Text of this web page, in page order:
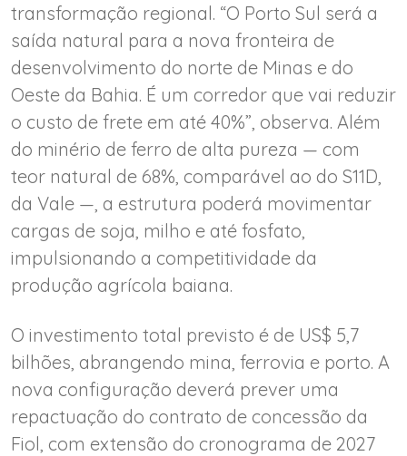
transformação regional. “O Porto Sul será a
saída natural para a nova fronteira de
desenvolvimento do norte de Minas e do
Oeste da Bahia. É um corredor que vai reduzir
o custo de frete em até 40%”, observa. Além
do minério de ferro de alta pureza — com
teor natural de 68%, comparável ao do S11D,
da Vale —, a estrutura poderá movimentar
cargas de soja, milho e até fosfato,
impulsionando a competitividade da
produção agrícola baiana.
O investimento total previsto é de US$ 5,7
bilhões, abrangendo mina, ferrovia e porto. A
nova configuração deverá prever uma
repactuação do contrato de concessão da
Fiol, com extensão do cronograma de 2027